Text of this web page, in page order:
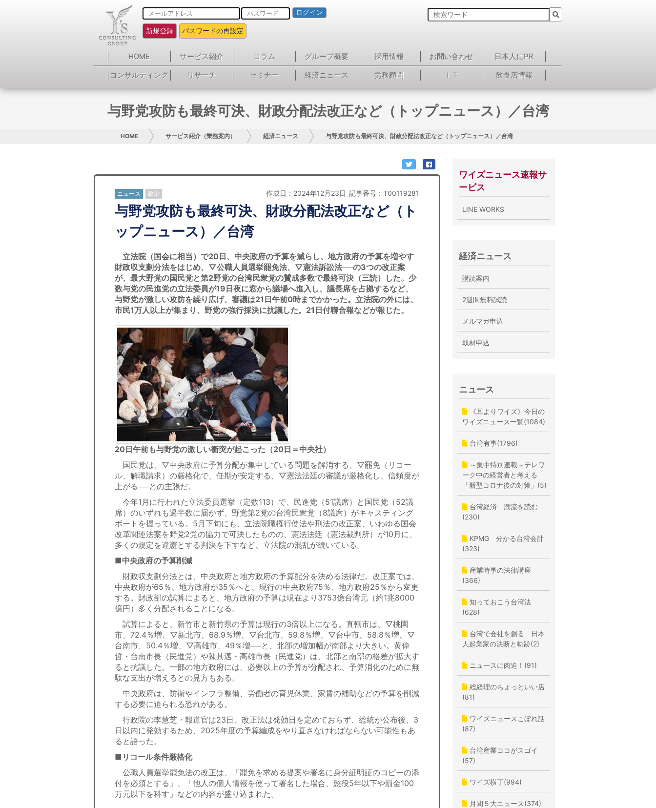
ログイン
新規登録 パスワードの再設定
HOME サービス紹介 コラム グループ概要 採用情報 お問い合わせ
日本人にPR
コンサルティング
リサーチ セミナー 経済ニュース 労務顧問 ＩＴ 飲食店情報
与野党攻防も最終可決、財政分配法改正など（トップニュース）／台湾
HOME サービス紹介（業務案内） 経済ニュース 与野党攻防も最終可決、財政分配法改正など（トップニュース）／台湾
ニュース 政治 作成日：2024年12月23日_記事番号：T00119281
与野党攻防も最終可決、財政分配法改正など（ト
ップニュース）／台湾
立法院（国会に相当）で20日、中央政府の予算を減らし、地方政府の予算を増やす
財政収支劃分法をはじめ、▽公職人員選挙罷免法、▽憲法訴訟法──の3つの改正案
が、最大野党の国民党と第2野党の台湾民衆党の賛成多数で最終可決（三読）した。少
数与党の民進党の立法委員が19日夜に窓から議場へ進入し、議長席を占拠するなど、
与野党が激しい攻防を繰り広げ、審議は21日午前0時までかかった。立法院の外には、
市民1万人以上が集まり、野党の強行採決に抗議した。21日付聯合報などが報じた。
20日午前も与野党の激しい衝突が起こった（20日＝中央社）
国民党は、▽中央政府に予算分配が集中している問題を解消する、▽罷免（リコー
ル、解職請求）の厳格化で、任期が安定する、▽憲法法廷の審議が厳格化し、信頼度が
上がる──との主張だ。
今年1月に行われた立法委員選挙（定数113）で、民進党（51議席）と国民党（52議
席）のいずれも過半数に届かず、野党第2党の台湾民衆党（8議席）がキャスティング
ボートを握っている。5月下旬にも、立法院職権行使法や刑法の改正案、いわゆる国会
改革関連法案を野党2党の協力で可決したものの、憲法法廷（憲法裁判所）が10月に、
多くの規定を違憲とする判決を下すなど、立法院の混乱が続いている。
■中央政府の予算削減
財政収支劃分法とは、中央政府と地方政府の予算配分を決める法律だ。改正案では、
中央政府が65％、地方政府が35％へと、現行の中央政府75％、地方政府25％から変更
する。財政部の試算によると、地方政府の予算は現在より3753億台湾元（約1兆8000
億円）多く分配されることになる。
試算によると、新竹市と新竹県の予算は現行の3倍以上になる。直轄市は、▽桃園
市、72.4％増、▽新北市、68.9％増、▽台北市、59.8％増、▽台中市、58.8％増、▽
台南市、50.4％増、▽高雄市、49％増──と、北部の増加幅が南部より大きい。黄偉
哲・台南市長（民進党）や陳其邁・高雄市長（民進党）は、北部と南部の格差が拡大す
ると抗議した。一部の地方政府には、必要以上の予算が分配され、予算消化のために無
駄な支出が増えるとの見方もある。
中央政府は、防衛やインフラ整備、労働者の育児休業、家賃の補助などの予算を削減
する必要に迫られる恐れがある。
行政院の李慧芝・報道官は23日、改正法は発効日を定めておらず、総統が公布後、3
日以内に発効するため、2025年度の予算編成をやり直さなければならない可能性もあ
ると語った。
■リコール条件厳格化
公職人員選挙罷免法の改正は、「罷免を求める提案や署名に身分証明証のコピーの添
付を必須とする」、「他人の個人情報を使って署名した場合、懲役5年以下や罰金100
万元以下を科す」などの内容が盛り込まれた。
ワイズニュース速報サ
ービス
LINE WORKS
経済ニュース
購読案内
2週間無料試読
メルマガ申込
取材申込
ニュース
《耳よりワイズ》今日の
ワイズニュース一覧(1084)
台湾有事(1796)
～集中特別連載～テレワ
ーク中の経営者と考える
「新型コロナ後の対策」(5)
台湾経済 潮流を読む
(230)
KPMG 分かる台湾会計
(323)
産業時事の法律講座
(366)
知っておこう台湾法
(628)
台湾で会社を創る 日本
人起業家の決断と軌跡(2)
ニュースに肉迫！(91)
総経理のちょっといい店
(81)
ワイズニュースこぼれ話
(87)
台湾産業ココがスゴイ
(57)
ワイズ横丁(994)
月間５大ニュース(374)